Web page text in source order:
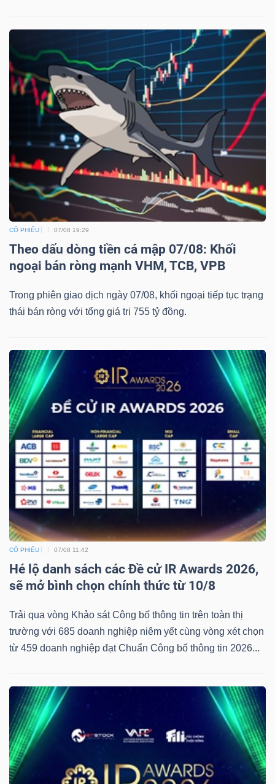
CỔ PHIẾU 07/08 19:29
Theo dấu dòng tiền cá mập 07/08: Khối
ngoại bán ròng mạnh VHM, TCB, VPB
Trong phiên giao dịch ngày 07/08, khối ngoại tiếp tục trạng
thái bán ròng với tổng giá trị 755 tỷ đồng.
CỔ PHIẾU 07/08 11:42
Hé lộ danh sách các Đề cử IR Awards 2026,
sẽ mở bình chọn chính thức từ 10/8
Trải qua vòng Khảo sát Công bố thông tin trên toàn thị
trường với 685 doanh nghiệp niêm yết cùng vòng xét chọn
từ 459 doanh nghiệp đạt Chuẩn Công bố thông tin 2026...